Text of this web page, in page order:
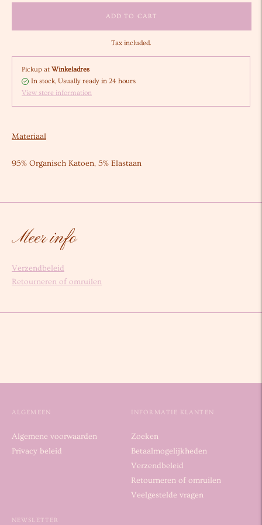
ADD TO CART
Tax included.
Pickup at Winkeladres
In stock, Usually ready in 24 hours
View store information
to
cart
Materiaal
95% Organisch Katoen, 5% Elastaan
Meer info
Verzendbeleid
Retourneren of omruilen
ALGEMEEN
Algemene voorwaarden
Privacy beleid
INFORMATIE KLANTEN
Zoeken
Betaalmogelijkheden
Verzendbeleid
Retourneren of omruilen
Veelgestelde vragen
NEWSLETTER